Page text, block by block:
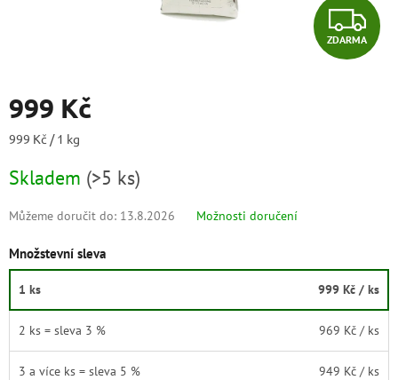
Z
D
ZDARMA
999 Kč
Měrná
999 Kč / 1 kg
Skladem (>5 ks)
Můžeme doručit do: 13.8.2026 Možnosti doručení
Množstevní sleva
1 ks 999 Kč / ks
2 ks = sleva 3 % 969 Kč / ks
3 a více ks = sleva 5 % 949 Kč / ks